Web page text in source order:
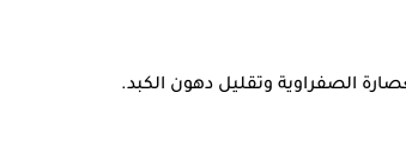
الصفراوية وتقليل دهون الكبد.